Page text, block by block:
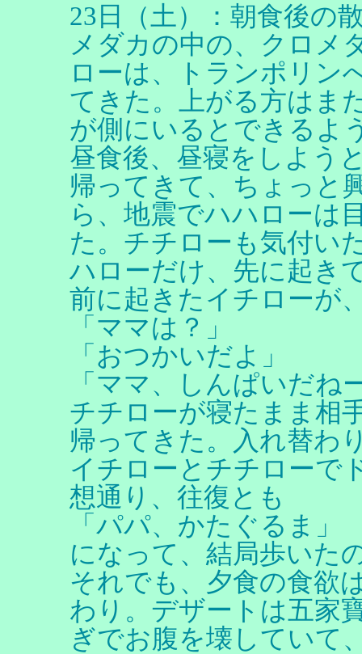
23日（土）：朝食後の
メダカの中の、クロメ
ローは、トランポリン
てきた。上がる方はま
が側にいるとできるよ
昼食後、昼寝をしよう
帰ってきて、ちょっと
ら、地震でハハローは
た。チチローも気付い
ハローだけ、先に起き
前に起きたイチローが
「ママは？」
「おつかいだよ」
「ママ、しんぱいだね
チチローが寝たまま相
帰ってきた。入れ替わ
イチローとチチローで
想通り、往復とも
「パパ、かたぐるま」
になって、結局歩いた
それでも、夕食の食欲
わり。デザートは五家
ぎでお腹を壊していて